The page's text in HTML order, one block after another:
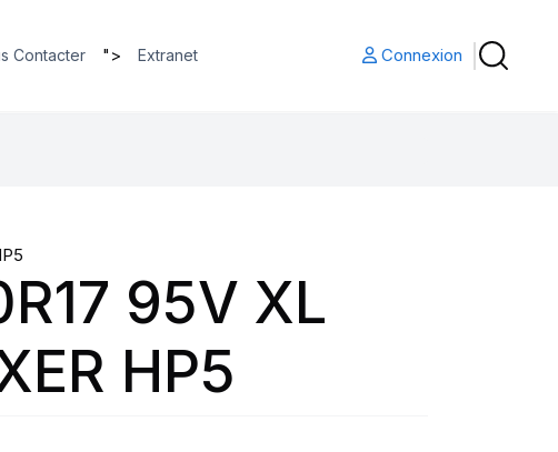
Contacter "> Extranet Connexion
95V XL
HP5